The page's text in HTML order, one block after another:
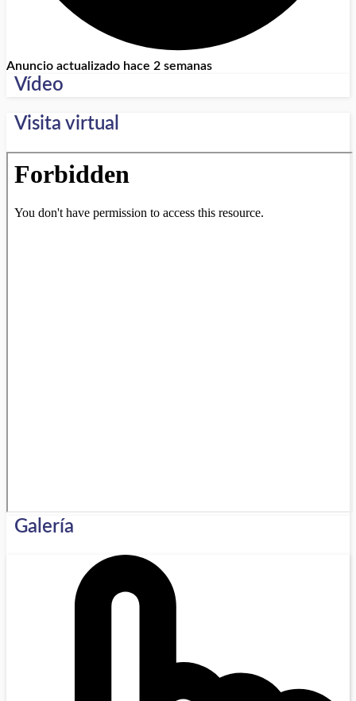
Anuncio actualizado hace 2 semanas
Vídeo
Visita virtual
Galería